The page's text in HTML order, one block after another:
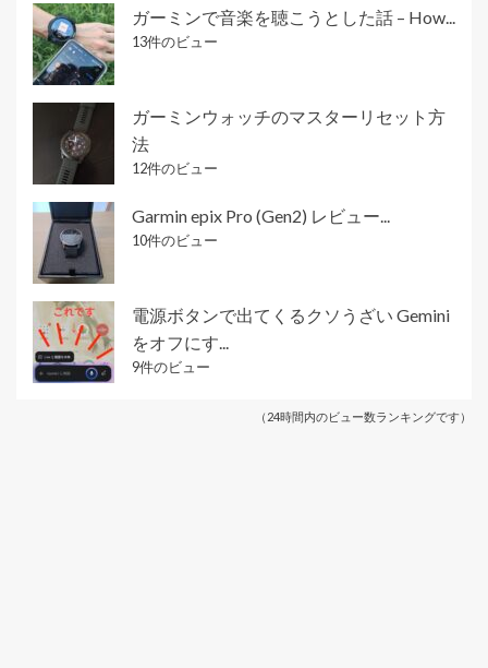
ガーミンで音楽を聴こうとした話 – How...
13件のビュー
ガーミンウォッチのマスターリセット方
法
12件のビュー
Garmin epix Pro (Gen2) レビュー...
10件のビュー
電源ボタンで出てくるクソうざい Gemini
をオフにす...
9件のビュー
（24時間内のビュー数ランキングです）